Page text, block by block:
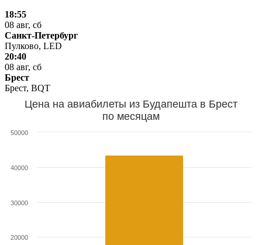
18:55
08 авг, сб
Санкт-Петербург
Пулково, LED
20:40
08 авг, сб
Брест
Брест, BQT
Цена на авиабилеты из Будапешта в Брест
по месяцам
20000
30000
40000
50000